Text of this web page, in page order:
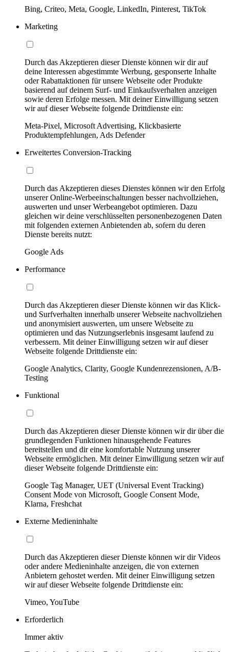
Bing, Criteo, Meta, Google, LinkedIn, Pinterest, TikTok
Marketing
Durch das Akzeptieren dieser Dienste können wir dir auf
deine Interessen abgestimmte Werbung, gesponserte Inhalte
oder Rabattaktionen für unsere Webseite oder Produkte
basierend auf deinem Surf- und Einkaufsverhalten anzeigen
sowie deren Erfolge messen. Mit deiner Einwilligung setzen
wir auf dieser Webseite folgende Drittdienste ein:
Meta-Pixel, Microsoft Advertising, Klickbasierte
Produktempfehlungen, Ads Defender
Erweitertes Conversion-Tracking
Durch das Akzeptieren dieses Dienstes können wir den Erfolg
unserer Online-Werbeeinschaltungen besser nachvollziehen,
auswerten und unser Werbeangebot optimieren. Dazu
gleichen wir deine verschlüsselten personenbezogenen Daten
mit folgenden externen Anbietenden ab, sofern du deren
Dienste bereits nutzt:
Google Ads
Performance
Durch das Akzeptieren dieser Dienste können wir das Klick-
und Surfverhalten innerhalb unserer Webseite nachvollziehen
und anonymisiert auswerten, um unsere Webseite zu
optimieren und das Nutzungserlebnis insgesamt laufend zu
verbessern. Mit deiner Einwilligung setzen wir auf dieser
Webseite folgende Drittdienste ein:
Google Analytics, Clarity, Google Kundenrezensionen, A/B-
Testing
Funktional
Durch das Akzeptieren dieser Dienste können wir dir über die
grundlegenden Funktionen hinausgehende Features
bereitstellen und dir eine komfortable Nutzung unserer
Webseite ermöglichen. Mit deiner Einwilligung setzen wir auf
dieser Webseite folgende Drittdienste ein:
Google Tag Manager, UET (Universal Event Tracking)
Consent Mode von Microsoft, Google Consent Mode,
Klarna, Freshchat
Externe Medieninhalte
Durch das Akzeptieren dieser Dienste können wir dir Videos
oder andere Medieninhalte anzeigen, die von externen
Anbietern gehostet werden. Mit deiner Einwilligung setzen
wir auf dieser Webseite folgende Drittdienste ein:
Vimeo, YouTube
Erforderlich
Immer aktiv